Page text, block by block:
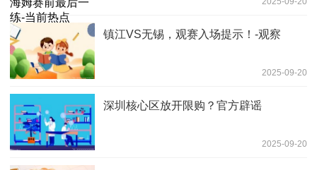
镇江VS无锡，观赛入场提示！-观察
2025-09-20
深圳核心区放开限购？官方辟谣
2025-09-20